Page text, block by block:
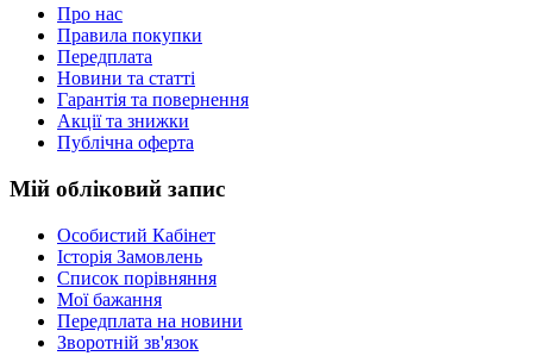
Про нас
Правила покупки
Передплата
Новини та статті
Гарантія та повернення
Акції та знижки
Публічна оферта
Мій обліковий запис
Особистий Кабінет
Історія Замовлень
Список порівняння
Мої бажання
Передплата на новини
Зворотній зв'язок